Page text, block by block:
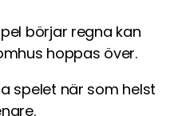
börjar regna kan
hoppas över.
spelet när som helst